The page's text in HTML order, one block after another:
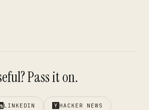
Pass it on.
LINKEDIN HACKER NEWS